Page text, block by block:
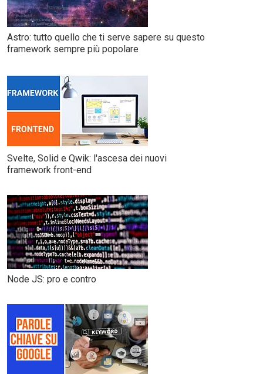
Astro: tutto quello che ti serve sapere su questo
framework sempre più popolare
Svelte, Solid e Qwik: l'ascesa dei nuovi
framework front-end
Node JS: pro e contro